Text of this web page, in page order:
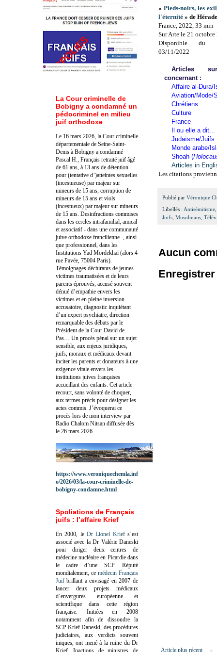
«Pieds-noirs, les
l'éternité » de
France, 2022, 33 min
Sur Arte le 21
Disponible du
03/11/2022
Articles
concernant :
Affaire al-Dura/
Aviation/Mode/
Chrétiens
Culture
France
Il ou elle a dit...
Judaïsme/Juifs
Monde arabe/
Shoah (
Articles in
Les citations
Publié par Véronique
Libellés : Antisémitisme,
Juifs, Musulmans,
Aucun
Article plus récent
La Cour criminelle de
Bobigny a condamné un
pédocriminel en milieu
juif orthodoxe
Le 16 mars 2026, la Cour criminelle
départementale de Seine-Saint-
Denis à Bobigny a condamné
Pascal H., Français retraité juif âgé
de 61 ans, à 13 ans de détention
pour (tentative d’)atteintes sexuelles
(incestueuse) par majeur sur
mineurs de 15 ans, corruption de
mineurs de 15 ans et viols
(incestueux) par majeur sur mineurs
de 15 ans. Desinfractions commises
dans les cercles intrafamilial, amical
et associatif - dans une communauté
juive orthodoxe francilienne -, ainsi
que professionnel, dans les
Institutions Yad Mordekhaï (alors 4
rue Pavée, 75004 Paris).
Témoignages déchirants de jeunes
victimes traumatisées et de leurs
parents éprouvés, accusé souvent
dénué d’empathie envers les
victimes et en pleine inversion
accusatoire, diagnostic inquiétant
d’un expert psychiatre, direction
remarquable des débats par le
Président de la Cour David de
Pas… Un procès pénal sur un sujet
sensible, aux enjeux juridiques,
juifs, moraux et médicaux devant
inciter les parents et donateurs à une
exigence vitale envers les
institutions juives françaises
accueillant des enfants. Cet article
recourt, sans volonté de choquer,
aux termes précis pour désigner les
actes commis. J’évoquerai ce
procès lors de mon interview par
Radio Chalom Nitsan diffusée dès
le 26 mars 2026.
https://www.veroniquechemla.inf
o/2026/03/la-cour-criminelle-de-
bobigny-condamne.html
Spoliations de Français
juifs : l’affaire Krief
En 2000, le Dr Lionel Kriefs’est
associé avec la Dr Valérie Daneski
pour diriger deux centres de
médecine nucléaire en Picardie dans
le cadre d’une SCP. Réputé
mondialement, ce médecin Français
Juif brillant a envisagé en 2007 de
lancer deux projets médicaux
d’envergures européenne et
scientifique dans cette région
française. Initiées en 2008
notamment afin de dissoudre la
SCP Krief Daneski, des procédures
judiciaires, aux verdicts souvent
iniques, ont mené à la ruine du Dr
Krief.Inactions de ministres de